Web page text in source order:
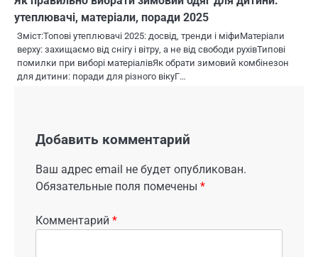
утеплювачі, матеріали, поради 2025
Зміст:Топові утеплювачі 2025: досвід, тренди і міфиМатеріали
верху: захищаємо від снігу і вітру, а не від свободи рухівТипові
помилки при виборі матеріалівЯк обрати зимовий комбінезон
для дитини: поради для різного вікуГ…
Добавить комментарий
Ваш адрес email не будет опубликован.
Обязательные поля помечены *
Комментарий *